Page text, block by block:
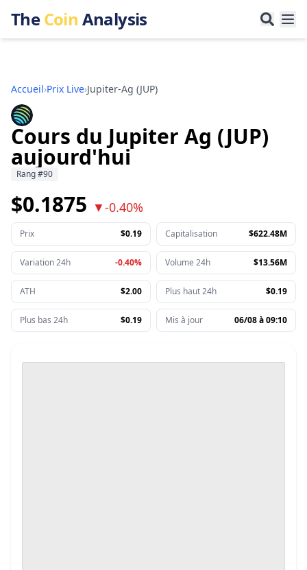
TheCoin Analysis
Accueil›Prix Live›Jupiter-Ag (JUP)
Cours du Jupiter Ag (JUP)
aujourd'hui
Rang#90
$0.1875 ▼-0.40%
Prix $0.19 Capitalisation $622.48M
Variation 24h -0.40% Volume 24h $13.56M
ATH $2.00 Plus haut 24h $0.19
Plus bas 24h $0.19 Mis à jour 06/08 à 09:10